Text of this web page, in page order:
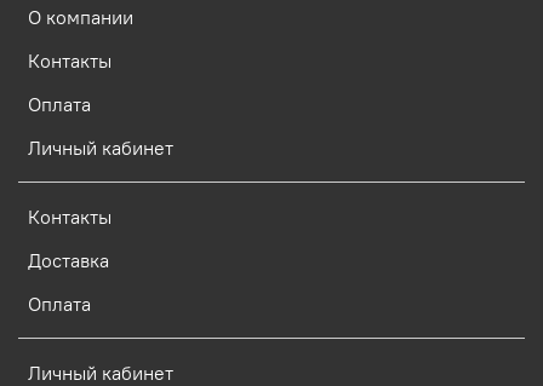
О компании
Контакты
Оплата
Личный кабинет
Контакты
Доставка
Оплата
Личный кабинет